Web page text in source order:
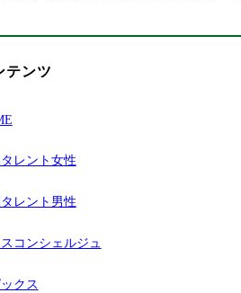
テンツ
レント女性
レント男性
コンシェルジュ
ックス